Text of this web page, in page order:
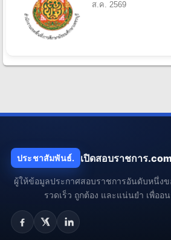
ส.ค. 2569
ประชาสัมพันธ์. เปิดสอบราชการ.com
ผู้ให้ข้อมูลประกาศสอบราชการอันดับหนึ่ง
รวดเร็ว ถูกต้อง และแน่นยำ เพื่ออ